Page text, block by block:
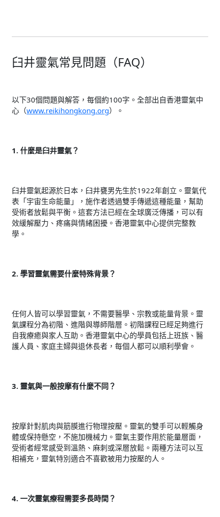
臼井靈氣常見問題（FAQ）
以下30個問題與解答，每個約100字。全部出自香港靈氣中
心（www.reikihongkong.org）。
1. 什麼是臼井靈氣？
臼井靈氣起源於日本，臼井甕男先生於1922年創立。靈氣代
表「宇宙生命能量」，施作者透過雙手傳遞這種能量，幫助
受術者放鬆與平衡。這套方法已經在全球廣泛傳播，可以有
效緩解壓力、疼痛與情緒困擾。香港靈氣中心提供完整教
學。
2. 學習靈氣需要什麼特殊背景？
任何人皆可以學習靈氣，不需要醫學、宗教或能量背景。靈
氣課程分為初階、進階與導師階層。初階課程已經足夠進行
自我療癒與家人互助。香港靈氣中心的學員包括上班族、醫
護人員、家庭主婦與退休長者，每個人都可以順利學會。
3. 靈氣與一般按摩有什麼不同？
按摩針對肌肉與筋膜進行物理按壓。靈氣的雙手可以輕觸身
體或保持懸空，不施加機械力。靈氣主要作用於能量層面，
受術者經常感受到溫熱、麻刺或深層放鬆。兩種方法可以互
相補充，靈氣特別適合不喜歡被用力按壓的人。
4. 一次靈氣療程需要多長時間？